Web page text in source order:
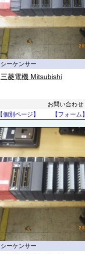
シーケンサー
三菱電機 Mitsubishi
お問い合わせ
【個別ページ】
【フォーム】
シーケンサー